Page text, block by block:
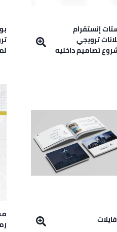
إنستقرام
ترويجي
تصاميم داخليه